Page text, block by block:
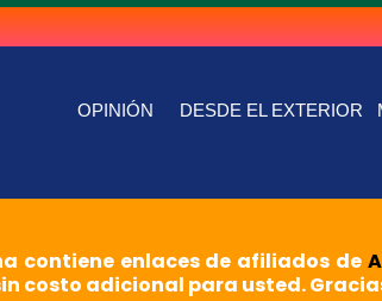
OPINIÓN DESDE EL EXTERIOR
contiene enlaces de afiliados de
costo adicional para usted.